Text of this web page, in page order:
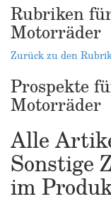
Rubriken
Motorräder
Zurück zu den
Prospekte
Motorräder
Alle
Sonstige
im